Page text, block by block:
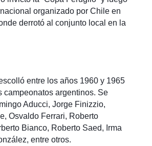
organizado por Chile en
derrotó al conjunto local en la
entre los años 1960 y 1965
campeonatos argentinos. Se
Aducci, Jorge Finizzio,
Osvaldo Ferrari, Roberto
Bianco, Roberto Saed, Irma
entre otros.